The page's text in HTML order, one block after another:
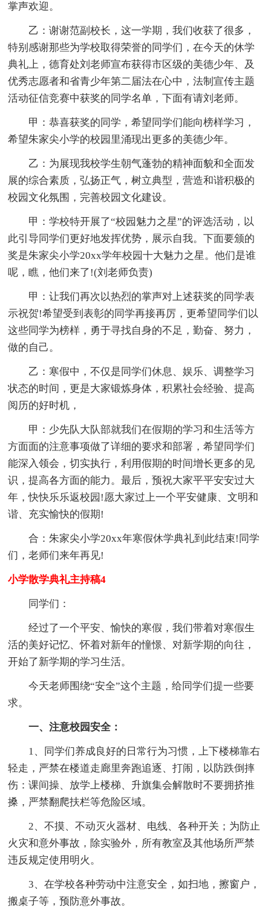
掌声欢迎。
乙：谢谢范副校长，这一学期，我们收获了很多，
特别感谢那些为学校取得荣誉的同学们，在今天的休学
典礼上，德育处刘老师宣布获得市区级的美德少年、及
优秀志愿者和省青少年第二届法在心中，法制宣传主题
活动征信竞赛中获奖的同学名单，下面有请刘老师。
甲：恭喜获奖的同学，希望同学们能向榜样学习，
希望朱家尖小学的校园里涌现出更多的美德少年。
乙：为展现我校学生朝气蓬勃的精神面貌和全面发
展的综合素质，弘扬正气，树立典型，营造和谐积极的
校园文化氛围，完善校园文化建设。
甲：学校特开展了“校园魅力之星”的评选活动，以
此引导同学们更好地发挥优势，展示自我。下面要颁的
奖是朱家尖小学20xx学年校园十大魅力之星。他们是谁
呢，瞧，他们来了!(刘老师负责)
甲：让我们再次以热烈的掌声对上述获奖的同学表
示祝贺!希望受到表彰的同学再接再厉，更希望同学们以
这些同学为榜样，勇于寻找自身的不足，勤奋、努力，
做的自己。
乙：寒假中，不仅是同学们休息、娱乐、调整学习
状态的时间，更是大家锻炼身体，积累社会经验、提高
阅历的好时机，
甲：少先队大队部就我们在假期的学习和生活等方
方面面的注意事项做了详细的要求和部署，希望同学们
能深入领会，切实执行，利用假期的时间增长更多的见
识，提高各方面的能力。最后，预祝大家平平安安过大
年，快快乐乐返校园!愿大家过上一个平安健康、文明和
谐、充实愉快的假期!
合：朱家尖小学20xx年寒假休学典礼到此结束!同学
们，老师们来年再见!
小学散学典礼主持稿4
同学们：
经过了一个平安、愉快的寒假，我们带着对寒假生
活的美好记忆、怀着对新年的憧憬、对新学期的向往，
开始了新学期的学习生活。
今天老师围绕“安全”这个主题，给同学们提一些要
求。
一、注意校园安全：
1、同学们养成良好的日常行为习惯，上下楼梯靠右
轻走，严禁在楼道走廊里奔跑追逐、打闹，以防跌倒摔
伤：课间操、放学上楼梯、升旗集会解散时不要拥挤推
搡，严禁翻爬扶栏等危险区域。
2、不摸、不动灭火器材、电线、各种开关；为防止
火灾和意外事故，除实验外，所有教室及其他场所严禁
违反规定使用明火。
3、在学校各种劳动中注意安全，如扫地，擦窗户，
搬桌子等，预防意外事故。